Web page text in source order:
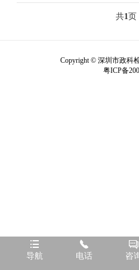

导航

电话

咨
共1 页
Copyright © 深圳市政科
粤ICP备